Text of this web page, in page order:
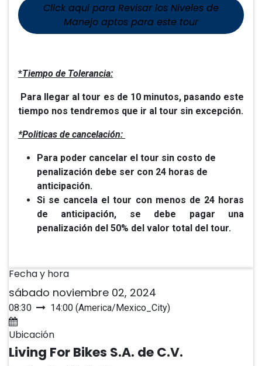
Click aquí para Revisar los Niveles de
Manejo aptos para este tour
*Tiempo de Tolerancia:
Para llegar al tour es de 10 minutos, pasando este
tiempo nos tendremos que ir al tour sin excepción.
*Politicas de cancelación:
Para poder cancelar el tour sin costo de
penalización debe ser con 24 horas de
anticipación.
Si se cancela el tour con menos de 24 horas
de anticipación, se debe pagar una
penalización del 50% del valor total del tour.
Fecha y hora
sábado noviembre 02, 2024
08:30 14:00 (America/Mexico_City)
Ubicación
Living For Bikes S.A. de C.V.